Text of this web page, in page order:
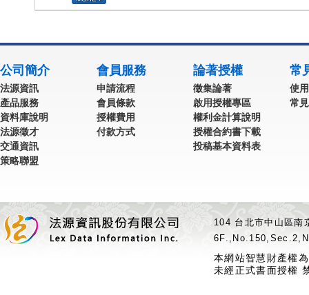
公司簡介
法源資訊
產品服務
資料庫說明
法源徵才
交通資訊
策略聯盟
會員服務
申請流程
會員條款
授權費用
付款方式
論著授權
徵集論著
啟用授權專區
權利金計算說明
授權合約書下載
投稿基本資料表
常
使
常
104 台北市中山區
本網站智慧財產權
未經正式書面授權